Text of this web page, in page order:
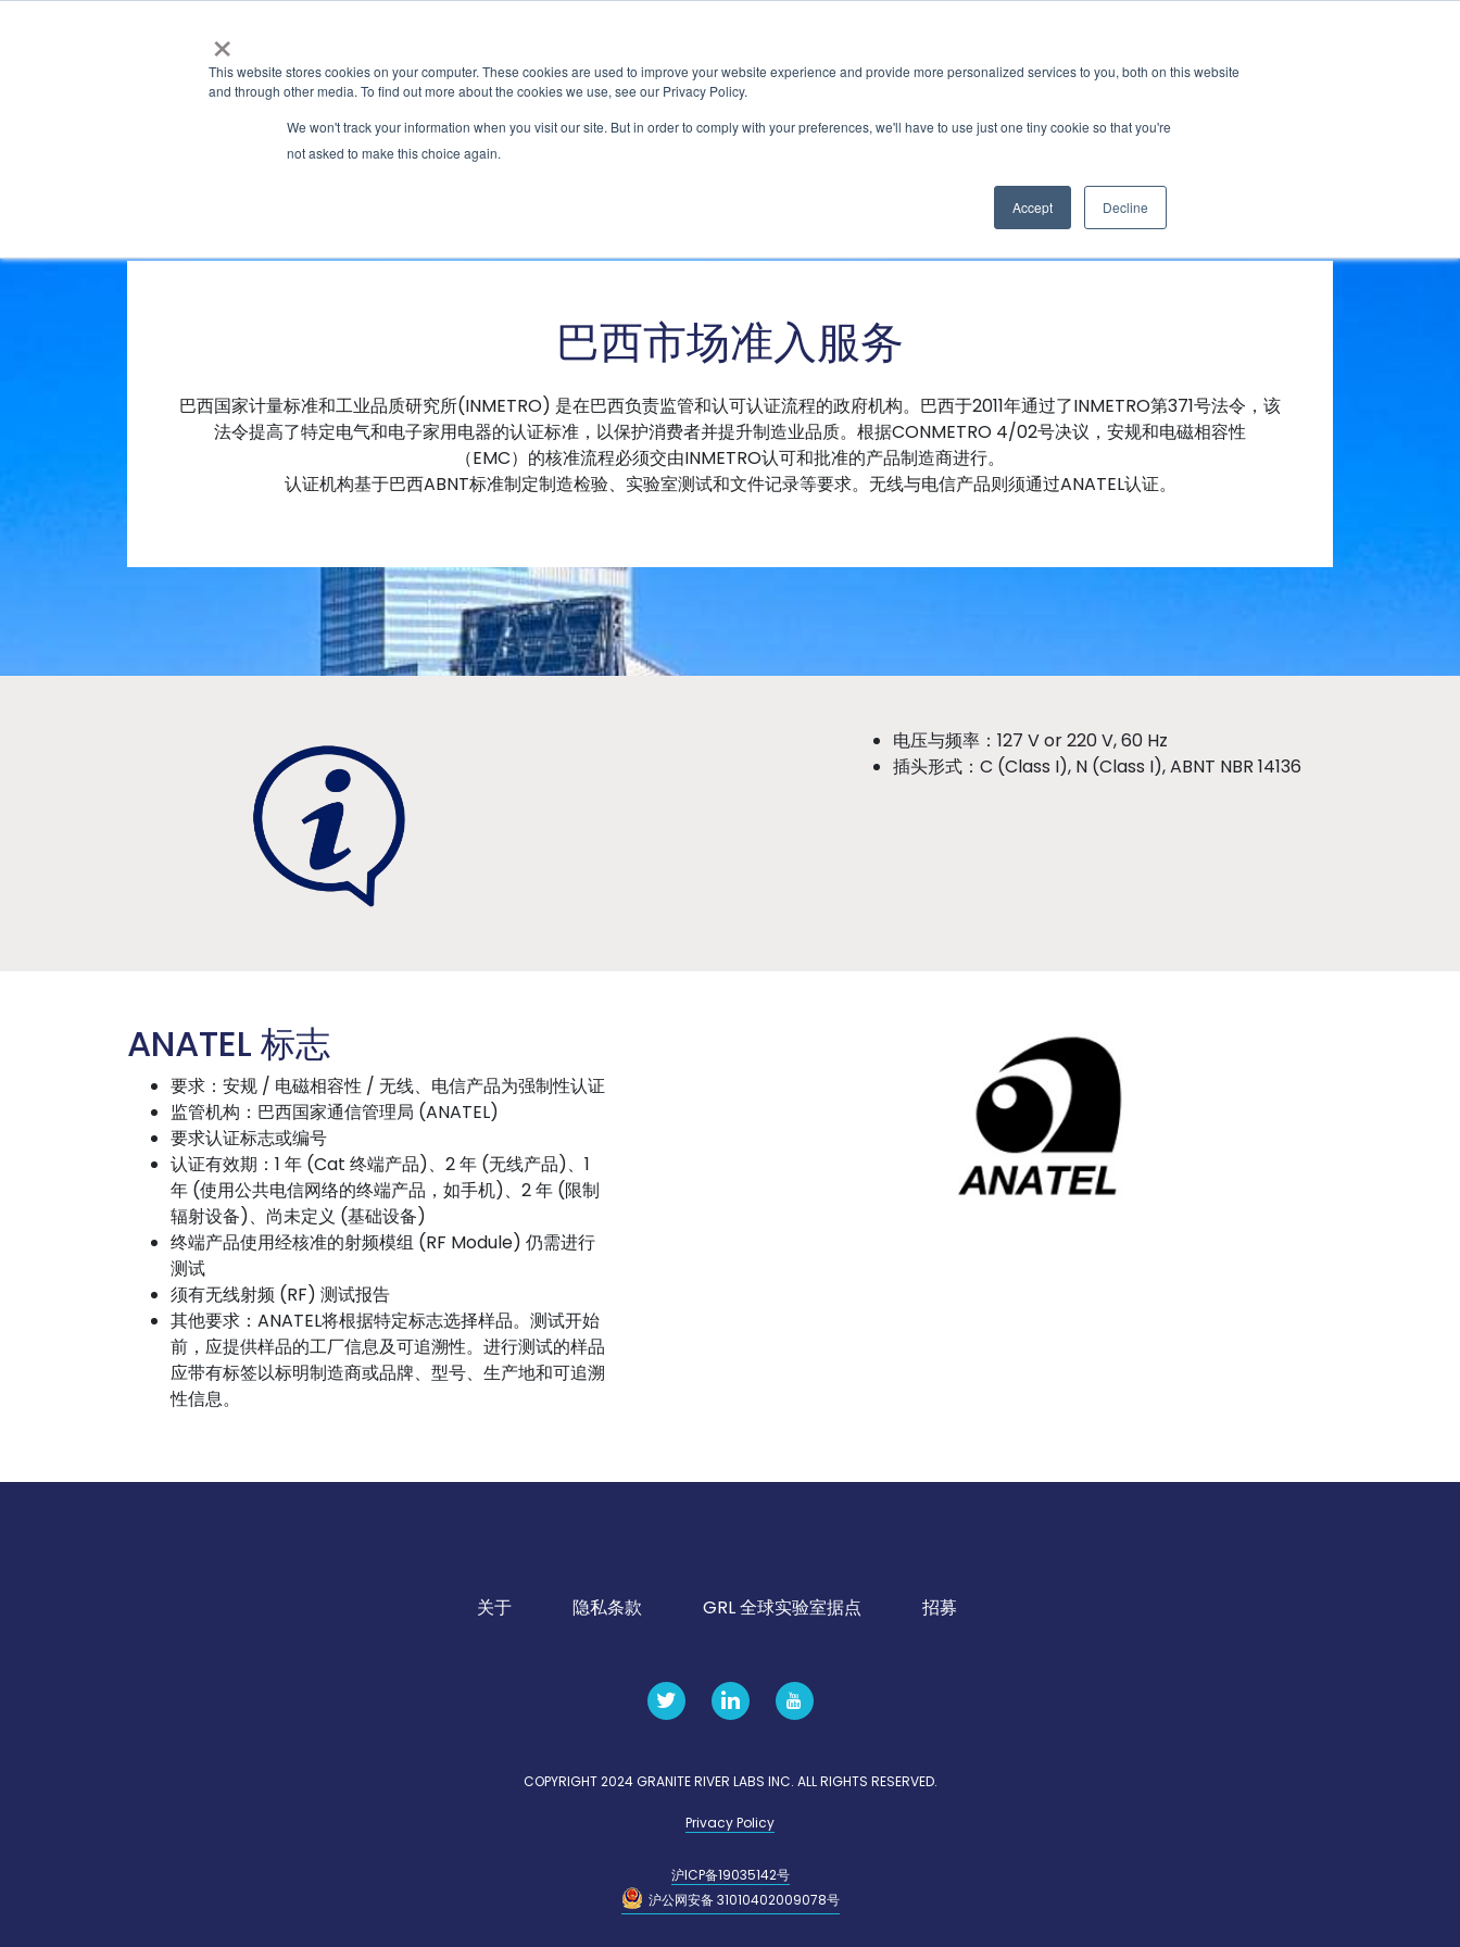
×
This website stores cookies on your computer. These cookies are used to improve your website experience and provide more personalized services to you, both on this website
and through other media. To find out more about the cookies we use, see our Privacy Policy.
We won't track your information when you visit our site. But in order to comply with your preferences, we'll have to use just one tiny cookie so that you're
not asked to make this choice again.
Accept Decline
应用 市场准入服务
巴西市场准入服务
巴西国家计量标准和工业品质研究所(INMETRO) 是在巴西负责监管和认可认证流程的政府机构。巴西于2011年通过了INMETRO第371号法令，该
法令提高了特定电气和电子家用电器的认证标准，以保护消费者并提升制造业品质。根据CONMETRO 4/02号决议，安规和电磁相容性
（EMC）的核准流程必须交由INMETRO认可和批准的产品制造商进行。​
认证机构基于巴西ABNT标准制定制造检验、实验室测试和文件记录等要求。无线与电信产品则须通过ANATEL认证。​
电压与频率：127 V or 220 V, 60 Hz
插头形式：C (Class I), N (Class I), ABNT NBR 14136
ANATEL 标志
要求：安规 / 电磁相容性 / 无线、电信产品为强制性认证
监管机构：巴西国家通信管理局 (ANATEL)
要求认证标志或编号
认证有效期：1 年 (Cat 终端产品)、2 年 (无线产品)、1
年 (使用公共电信网络的终端产品，如手机)、2 年 (限制
辐射设备)、尚未定义 (基础设备)
终端产品使用经核准的射频模组 (RF Module) 仍需进行
测试
须有无线射频 (RF) 测试报告
其他要求：ANATEL将根据特定标志选择样品。测试开始
前，应提供样品的工厂信息及可追溯性。进行测试的样品
应带有标签以标明制造商或品牌、型号、生产地和可追溯
性信息。
关于 隐私条款 GRL 全球实验室据点 招募
COPYRIGHT 2024 GRANITE RIVER LABS INC. ALL RIGHTS RESERVED.
Privacy Policy
沪ICP备19035142号
沪公网安备 31010402009078号